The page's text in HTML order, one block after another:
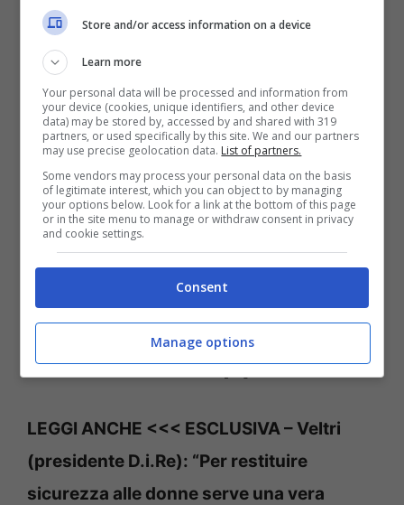
Antonella Veltri chiede al Governo un intervento per
mettere fine a queste tragedie (screenshot video YouTube)
La presidente di D.I.Re ha sottolineato
come “deve essere sempre fatta una
valutazione del rischio e questa deve
assolutamente essere più rigorosa che mai
in presenza di minori […]. I centri
antiviolenza vanno coinvolti ed individuati
sulla base delle disposizioni previste dalla
convenzione di Istanbul […]“.
LEGGI ANCHE <<< ESCLUSIVA – Veltri
(presidente D.i.Re): “Per restituire
sicurezza alle donne serve una vera
Store and/or access information on a device
Learn more
Your personal data will be processed and information from
your device (cookies, unique identifiers, and other device
data) may be stored by, accessed by and shared with 319
partners, or used specifically by this site. We and our partners
may use precise geolocation data. List of partners.
Some vendors may process your personal data on the basis
of legitimate interest, which you can object to by managing
your options below. Look for a link at the bottom of this page
or in the site menu to manage or withdraw consent in privacy
and cookie settings.
Consent
Manage options